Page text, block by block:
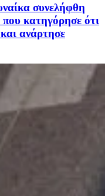
συνελήφθη
κατηγόρησε ότι
ανάρτησε